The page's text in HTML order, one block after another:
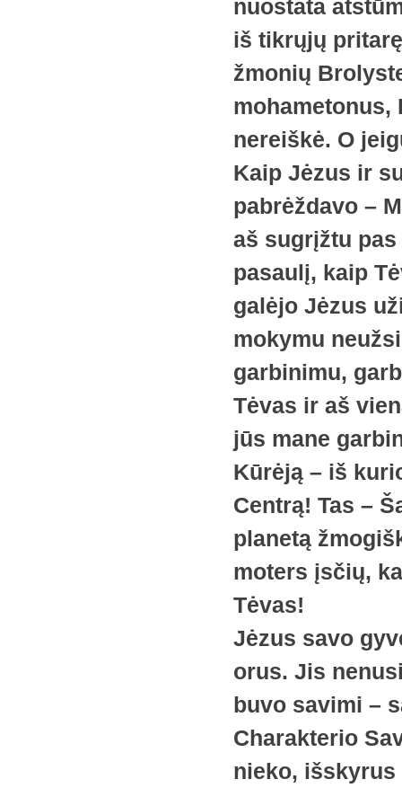
nuostata
iš tikrųjų
žmonių
nereiškė. O
Kaip Jėzus ir
pabrėždavo –
aš sugrįžtu
pasaulį, kaip
galėjo Jėzus
mokymu
garbinimu,
Tėvas ir aš
jūs mane
Kūrėją – iš
Centrą! Tas –
planetą
moters įsčių,
Tėvas!
Jėzus savo
orus. Jis
buvo savimi –
Charakterio
nieko,